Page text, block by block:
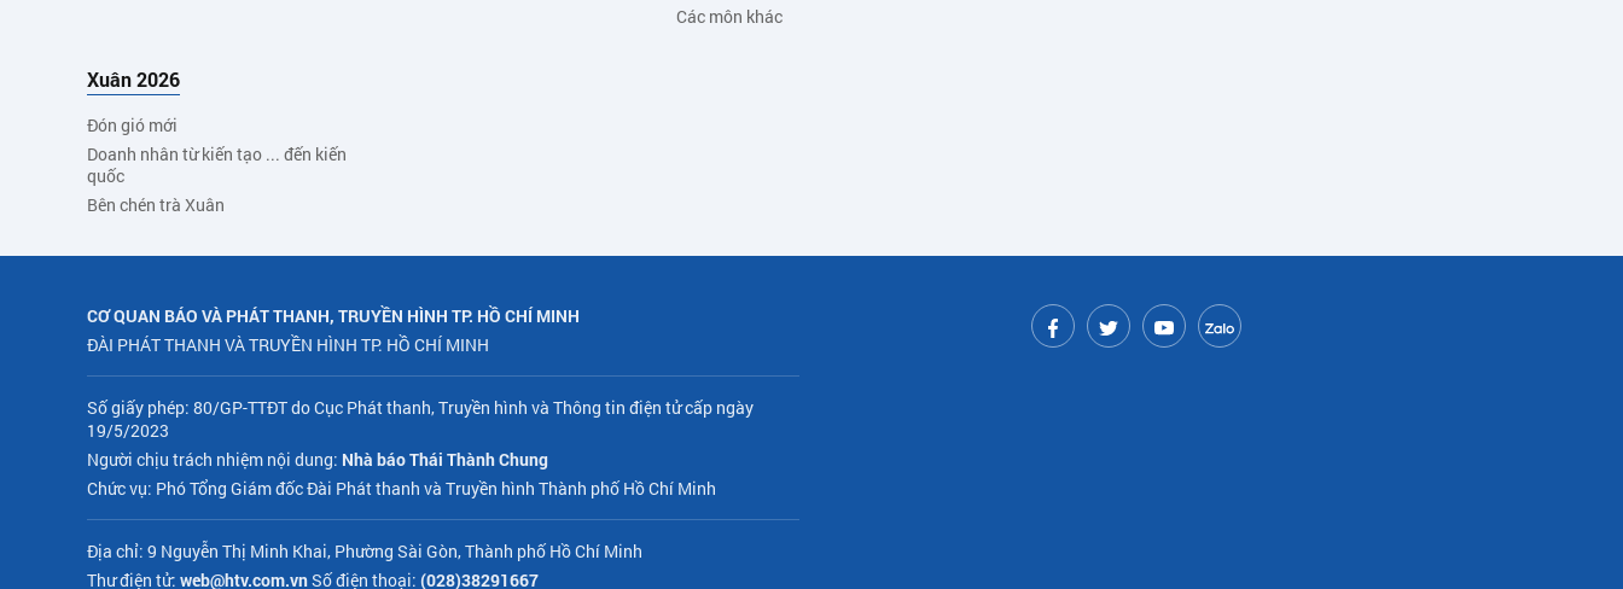
Các môn khác
Xuân 2026
Đón gió mới
Doanh nhân từ kiến tạo ... đến kiến
quốc
Bên chén trà Xuân
CƠ QUAN BÁO VÀ PHÁT THANH, TRUYỀN HÌNH TP. HỒ CHÍ MINH
ĐÀI PHÁT THANH VÀ TRUYỀN HÌNH TP. HỒ CHÍ MINH
Số giấy phép: 80/GP-TTĐT do Cục Phát thanh, Truyền hình và Thông tin điện tử cấp ngày
19/5/2023
Người chịu trách nhiệm nội dung: Nhà báo Thái Thành Chung
Chức vụ: Phó Tổng Giám đốc Đài Phát thanh và Truyền hình Thành phố Hồ Chí Minh
Địa chỉ: 9 Nguyễn Thị Minh Khai, Phường Sài Gòn, Thành phố Hồ Chí Minh
Thư điện tử: web@htv.com.vnSố điện thoại: (028)38291667